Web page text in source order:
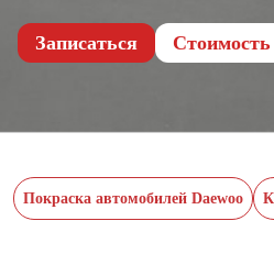
Записаться Cтоимость
Покраска автомобилей Daewoo